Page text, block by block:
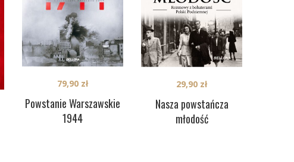
Powstanie Warszawskie
1944
79,90 zł
Nasza powstańcza
młodość
29,90 zł